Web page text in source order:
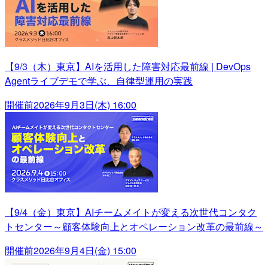
【9/3（木）東京】AIを活用した障害対応最前線 | DevOps
Agentライブデモで学ぶ、自律型運用の実践
開催前2026年9月3日(木) 16:00
【9/4（金）東京】AIチームメイトが変える次世代コンタク
トセンター～顧客体験向上とオペレーション改革の最前線～
開催前2026年9月4日(金) 15:00